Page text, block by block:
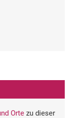
Orte zu dieser